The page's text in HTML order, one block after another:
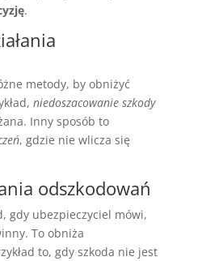
.
metody, by obniżyć
niedoszacowanie szkody
Inny sposób to
, gdzie nie wlicza się
odszkodowań
gdy ubezpieczyciel mówi,
To obniża
to, gdy szkoda nie jest